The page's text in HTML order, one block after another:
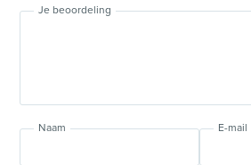
Je beoordeling
Naam E-mail